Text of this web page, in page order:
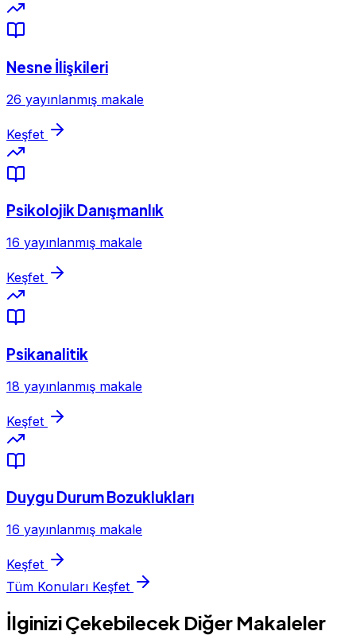
Nesne İlişkileri
26 yayınlanmış makale
Keşfet
Psikolojik Danışmanlık
16 yayınlanmış makale
Keşfet
Psikanalitik
18 yayınlanmış makale
Keşfet
Duygu Durum Bozuklukları
16 yayınlanmış makale
Keşfet
Tüm Konuları Keşfet
İlginizi Çekebilecek Diğer Makaleler